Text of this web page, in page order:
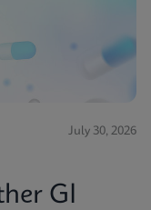
July 30, 2026
GI